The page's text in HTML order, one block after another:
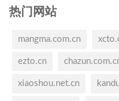
热门网站
mangma.com.cn
ezto.cn
xiaoshou.net.cn